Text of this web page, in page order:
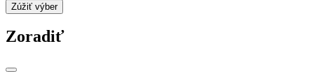
Zúžiť výber
Zoradiť